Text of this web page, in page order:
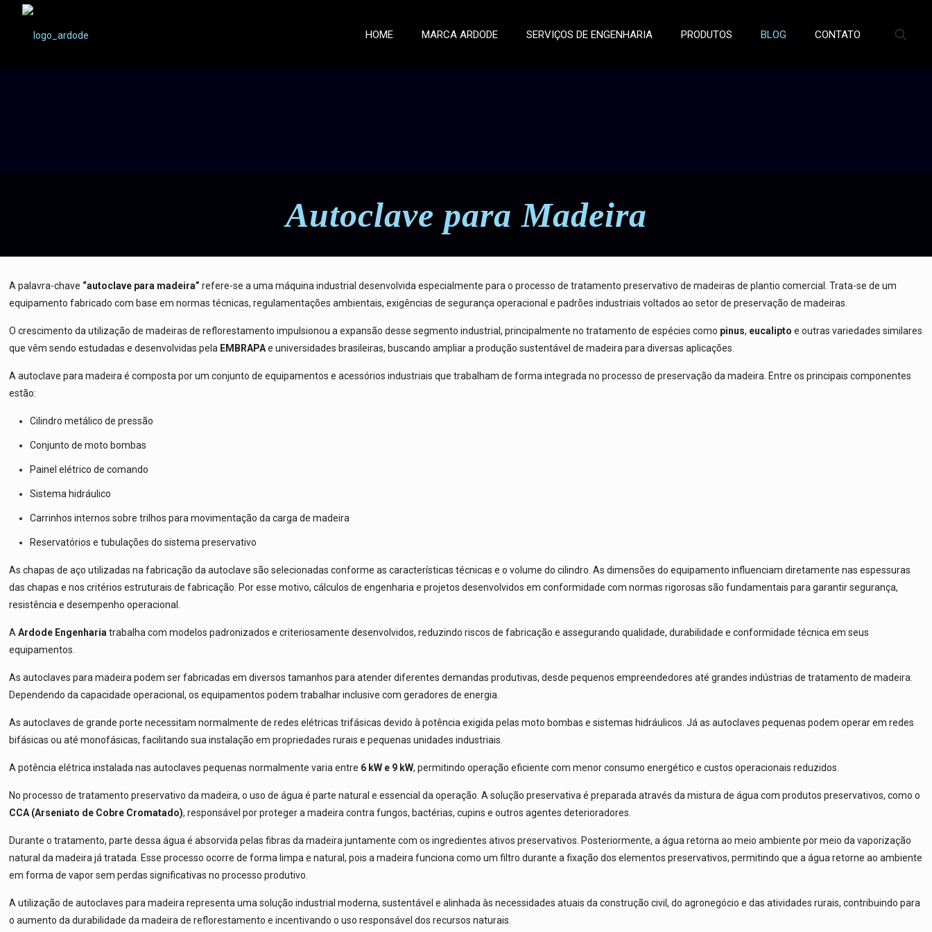
HOME MARCA ARDODE SERVIÇOS DE ENGENHARIA PRODUTOS BLOG CONTATO
Autoclave para Madeira
A palavra-chave “autoclave para madeira” refere-se a uma máquina industrial desenvolvida especialmente para o processo de tratamento preservativo de madeiras de plantio comercial. Trata-se de um
equipamento fabricado com base em normas técnicas, regulamentações ambientais, exigências de segurança operacional e padrões industriais voltados ao setor de preservação de madeiras.
O crescimento da utilização de madeiras de reflorestamento impulsionou a expansão desse segmento industrial, principalmente no tratamento de espécies como pinus, eucalipto e outras variedades similares
que vêm sendo estudadas e desenvolvidas pela EMBRAPAe universidades brasileiras, buscando ampliar a produção sustentável de madeira para diversas aplicações.
A autoclave para madeira é composta por um conjunto de equipamentos e acessórios industriais que trabalham de forma integrada no processo de preservação da madeira. Entre os principais componentes
estão:
Cilindro metálico de pressão
Conjunto de moto bombas
Painel elétrico de comando
Sistema hidráulico
Carrinhos internos sobre trilhos para movimentação da carga de madeira
Reservatórios e tubulações do sistema preservativo
As chapas de aço utilizadas na fabricação da autoclave são selecionadas conforme as características técnicas e o volume do cilindro. As dimensões do equipamento influenciam diretamente nas espessuras
das chapas e nos critérios estruturais de fabricação. Por esse motivo, cálculos de engenharia e projetos desenvolvidos em conformidade com normas rigorosas são fundamentais para garantir segurança,
resistência e desempenho operacional.
AArdode Engenharia trabalha com modelos padronizados e criteriosamente desenvolvidos, reduzindo riscos de fabricação e assegurando qualidade, durabilidade e conformidade técnica em seus
equipamentos.
As autoclaves para madeira podem ser fabricadas em diversos tamanhos para atender diferentes demandas produtivas, desde pequenos empreendedores até grandes indústrias de tratamento de madeira.
Dependendo da capacidade operacional, os equipamentos podem trabalhar inclusive com geradores de energia.
As autoclaves de grande porte necessitam normalmente de redes elétricas trifásicas devido à potência exigida pelas moto bombas e sistemas hidráulicos. Já as autoclaves pequenas podem operar em redes
bifásicas ou até monofásicas, facilitando sua instalação em propriedades rurais e pequenas unidades industriais.
A potência elétrica instalada nas autoclaves pequenas normalmente varia entre 6 kW e 9 kW, permitindo operação eficiente com menor consumo energético e custos operacionais reduzidos.
No processo de tratamento preservativo da madeira, o uso de água é parte natural e essencial da operação. A solução preservativa é preparada através da mistura de água com produtos preservativos, como o
CCA (Arseniato de Cobre Cromatado), responsável por proteger a madeira contra fungos, bactérias, cupins e outros agentes deterioradores.
Durante o tratamento, parte dessa água é absorvida pelas fibras da madeira juntamente com os ingredientes ativos preservativos. Posteriormente, a água retorna ao meio ambiente por meio da vaporização
natural da madeira já tratada. Esse processo ocorre de forma limpa e natural, pois a madeira funciona como um filtro durante a fixação dos elementos preservativos, permitindo que a água retorne ao ambiente
em forma de vapor sem perdas significativas no processo produtivo.
A utilização de autoclaves para madeira representa uma solução industrial moderna, sustentável e alinhada às necessidades atuais da construção civil, do agronegócio e das atividades rurais, contribuindo para
o aumento da durabilidade da madeira de reflorestamento e incentivando o uso responsável dos recursos naturais.